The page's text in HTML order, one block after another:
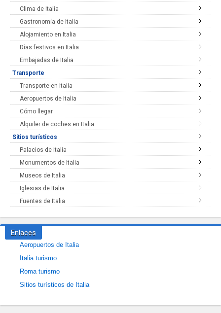
Clima de Italia
Gastronomía de Italia
Alojamiento en Italia
Días festivos en Italia
Embajadas de Italia
Transporte
Transporte en Italia
Aeropuertos de Italia
Cómo llegar
Alquiler de coches en Italia
Sitios turísticos
Palacios de Italia
Monumentos de Italia
Museos de Italia
Iglesias de Italia
Fuentes de Italia
Enlaces
Aeropuertos de Italia
Italia turismo
Roma turismo
Sitios turísticos de Italia